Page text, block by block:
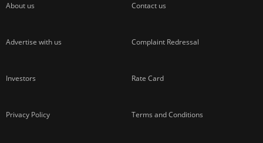
About us Contact us
Advertise with us Complaint Redressal
Investors Rate Card
Privacy Policy Terms and Conditions